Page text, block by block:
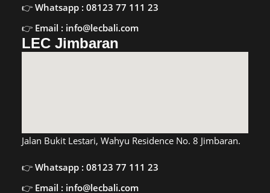
Whatsapp : 08123 77 111 23
Email : info@lecbali.com
LEC Jimbaran
Jalan Bukit Lestari, Wahyu Residence No. 8 Jimbaran.
Whatsapp : 08123 77 111 23
Email : info@lecbali.com